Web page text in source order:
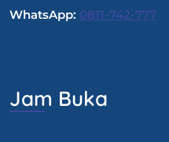
WhatsApp: 0811-742-777
Jam Buka